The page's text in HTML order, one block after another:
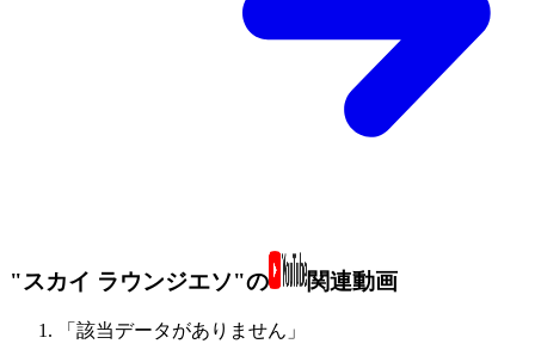
"スカイ ラウンジエソ"の 関連動画
「該当データがありません」